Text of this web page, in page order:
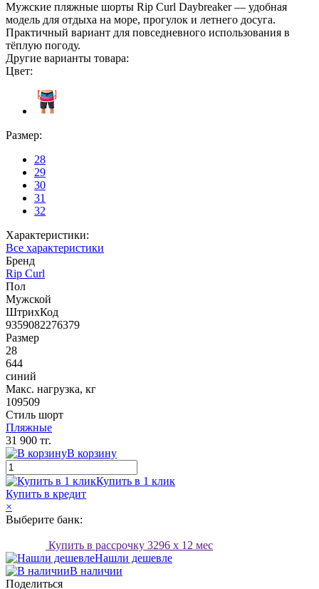
Мужские пляжные шорты Rip Curl Daybreaker — удобная
модель для отдыха на море, прогулок и летнего досуга.
Практичный вариант для повседневного использования в
тёплую погоду.
Другие варианты товара:
Цвет:
Размер:
28
29
30
31
32
Характеристики:
Все характеристики
Бренд
Rip Curl
Пол
Мужской
ШтрихКод
9359082276379
Размер
28
644
синий
Макс. нагрузка, кг
109509
Стиль шорт
Пляжные
31 900 тг.
В корзину
Купить в 1 клик
Купить в кредит
×
Выберите банк:
Купить в рассрочку 3296 x 12 мес
Нашли дешевле
В наличии
Поделиться